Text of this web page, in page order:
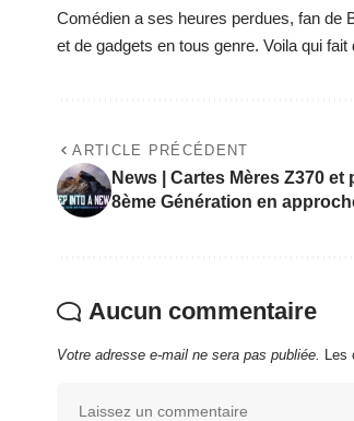
Comédien a ses heures perdues, fan de
et de gadgets en tous genre. Voila qui
ARTICLE PRÉCÉDENT
News | Cartes Mères Z370
8ème Génération en
Aucun commentaire
Votre adresse e-mail ne sera pas publiée.